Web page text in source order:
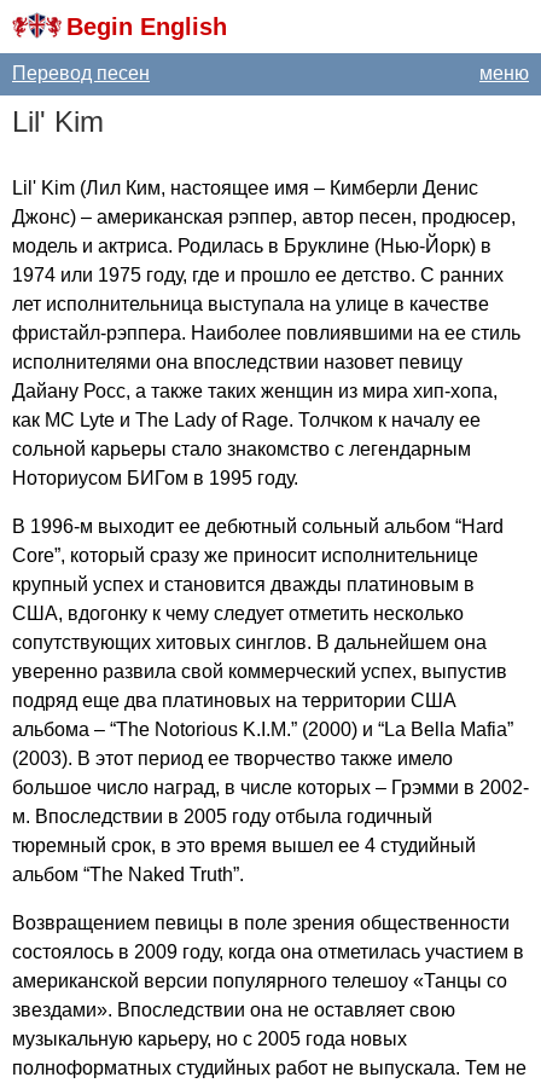
Begin English
меню
Перевод песен
Lil' Kim
Lil' Kim (Лил Ким, настоящее имя – Кимберли Денис
Джонс) – американская рэппер, автор песен, продюсер,
модель и актриса. Родилась в Бруклине (Нью-Йорк) в
1974 или 1975 году, где и прошло ее детство. С ранних
лет исполнительница выступала на улице в качестве
фристайл-рэппера. Наиболее повлиявшими на ее стиль
исполнителями она впоследствии назовет певицу
Дайану Росс, а также таких женщин из мира хип-хопа,
как MC Lyte и The Lady of Rage. Толчком к началу ее
сольной карьеры стало знакомство с легендарным
Ноториусом БИГом в 1995 году.
В 1996-м выходит ее дебютный сольный альбом “Hard
Core”, который сразу же приносит исполнительнице
крупный успех и становится дважды платиновым в
США, вдогонку к чему следует отметить несколько
сопутствующих хитовых синглов. В дальнейшем она
уверенно развила свой коммерческий успех, выпустив
подряд еще два платиновых на территории США
альбома – “The Notorious K. .M.” (2000) и “La Bella Mafia”
(2003). В этот период ее творчество также имело
большое число наград, в числе которых – Грэмми в 2002-
м. Впоследствии в 2005 году отбыла годичный
тюремный срок, в это время вышел ее 4 студийный
альбом “The Naked Truth”.
Возвращением певицы в поле зрения общественности
состоялось в 2009 году, когда она отметилась участием в
американской версии популярного телешоу «Танцы со
звездами». Впоследствии она не оставляет свою
музыкальную карьеру, но с 2005 года новых
полноформатных студийных работ не выпускала. Тем не